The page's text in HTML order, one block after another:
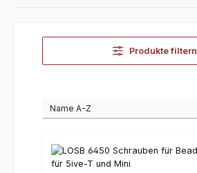
Produkte filtern